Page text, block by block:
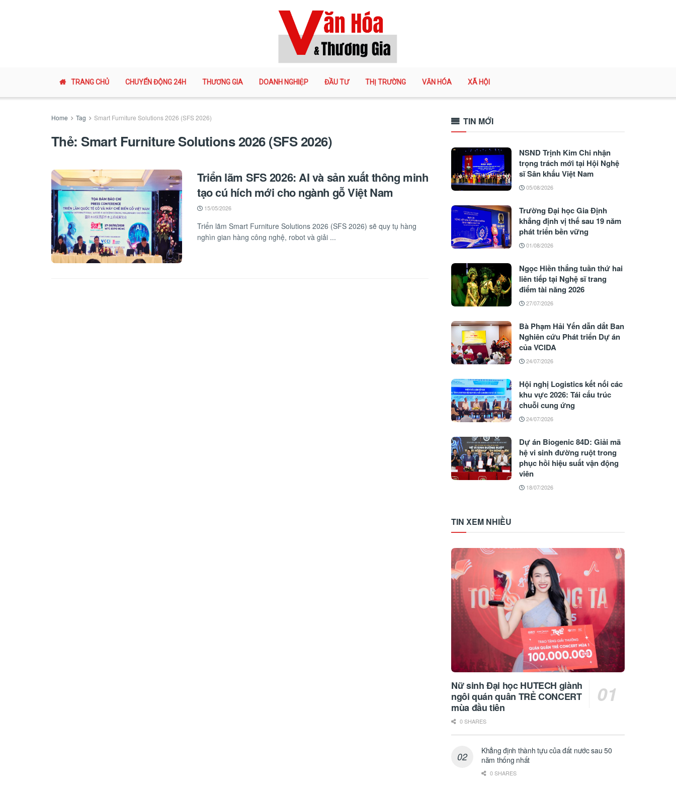
TRANG CHỦ CHUYỂN ĐỘNG 24H THƯƠNG GIA DOANH NGHIỆP ĐẦU TƯ THỊ TRƯỜNG VĂN HÓA XÃ HỘI
Home Tag Smart Furniture Solutions 2026 (SFS 2026)
Thẻ: Smart Furniture Solutions 2026 (SFS 2026)
Triển lãm SFS 2026: AI và sản xuất thông minh
tạo cú hích mới cho ngành gỗ Việt Nam
15/05/2026
Triển lãm Smart Furniture Solutions 2026 (SFS 2026) sẽ quy tụ hàng
nghìn gian hàng công nghệ, robot và giải ...
TIN MỚI
NSND Trịnh Kim Chi nhận
trọng trách mới tại Hội Nghệ
sĩ Sân khấu Việt Nam
05/08/2026
Trường Đại học Gia Định
khẳng định vị thế sau 19 năm
phát triển bền vững
01/08/2026
Ngọc Hiền thắng tuần thứ hai
liên tiếp tại Nghệ sĩ trang
điểm tài năng 2026
27/07/2026
Bà Phạm Hải Yến dẫn dắt Ban
Nghiên cứu Phát triển Dự án
của VCIDA
24/07/2026
Hội nghị Logistics kết nối các
khu vực 2026: Tái cấu trúc
chuỗi cung ứng
24/07/2026
Dự án Biogenic 84D: Giải mã
hệ vi sinh đường ruột trong
phục hồi hiệu suất vận động
viên
18/07/2026
TIN XEM NHIỀU
Nữ sinh Đại học HUTECH giành
ngôi quán quân TRẺ CONCERT
mùa đầu tiên
0 SHARES
Khẳng định thành tựu của đất nước sau 50
năm thống nhất
0 SHARES